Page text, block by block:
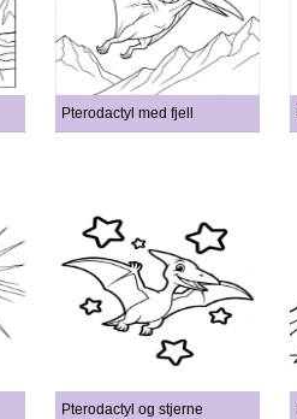
Pterodactyl med fjell
Pterodactyl og stjerne